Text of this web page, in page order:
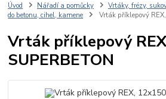
Úvod Nářadí a pomůcky Vrtáky, frézy,
do betonu, cihel, kamene
Vrták příklepový
Vrták příklepový
SUPERBETON